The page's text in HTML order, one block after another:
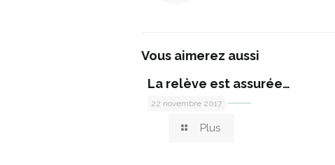
Vous aimerez aussi
22 novembre 2017
La relève est assurée…
Plus